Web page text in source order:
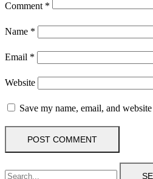
Comment *
Name *
Email *
Website
Save my name, email, and